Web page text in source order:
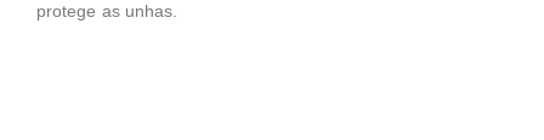
protege as unhas.